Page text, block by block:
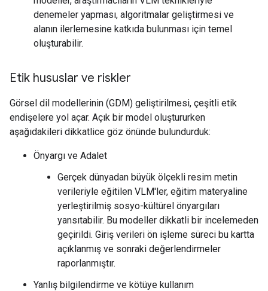
denemeler yapması, algoritmalar geliştirmesi ve
alanın ilerlemesine katkıda bulunması için temel
oluşturabilir.
Etik hususlar ve riskler
Görsel dil modellerinin (GDM) geliştirilmesi, çeşitli etik
endişelere yol açar. Açık bir model oluştururken
aşağıdakileri dikkatlice göz önünde bulundurduk:
Önyargı ve Adalet
Gerçek dünyadan büyük ölçekli resim metin
verileriyle eğitilen VLM'ler, eğitim materyaline
yerleştirilmiş sosyo-kültürel önyargıları
yansıtabilir. Bu modeller dikkatli bir incelemeden
geçirildi. Giriş verileri ön işleme süreci bu kartta
açıklanmış ve sonraki değerlendirmeler
raporlanmıştır.
Yanlış bilgilendirme ve kötüye kullanım